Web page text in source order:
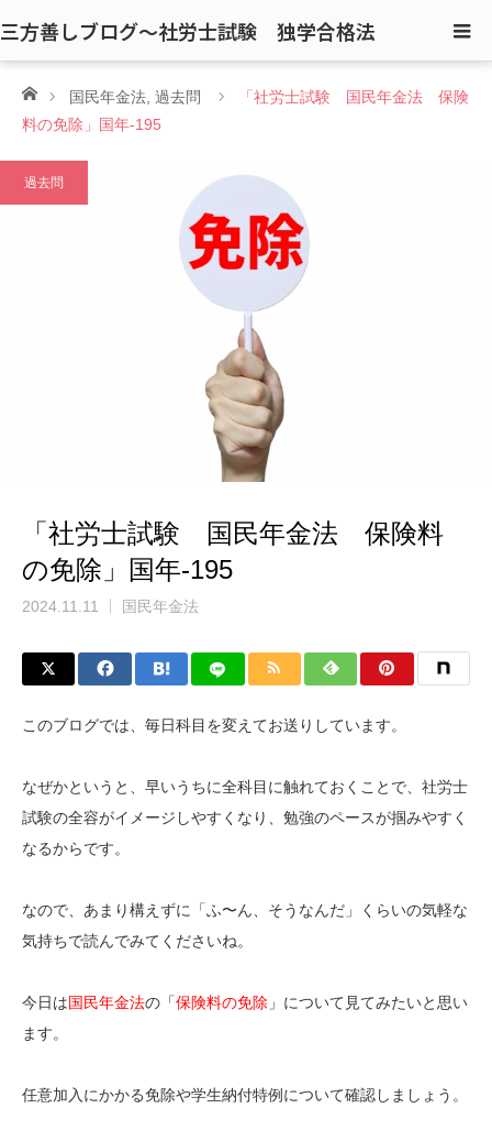
三方善しブログ〜社労士試験 独学合格法
ホーム国民年金法 過去問
「社労士試験 国民年金法 保険
料の免除」国年-195
過去問
「社労士試験 国民年金法 保険料
の免除」国年-195
2024.11.11 国民年金法
このブログでは、毎日科目を変えてお送りしています。
なぜかというと、早いうちに全科目に触れておくことで、社労士
試験の全容がイメージしやすくなり、勉強のペースが掴みやすく
なるからです。
なので、あまり構えずに「ふ〜ん、そうなんだ」くらいの気軽な
気持ちで読んでみてくださいね。
今日は国民年金法の「保険料の免除 」について見てみたいと思い
ます。
任意加入にかかる免除や学生納付特例について確認しましょう。